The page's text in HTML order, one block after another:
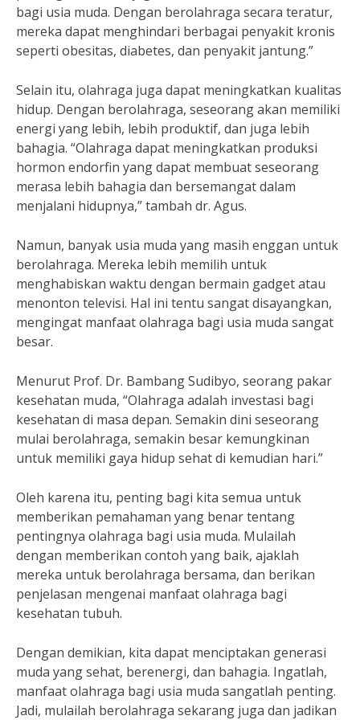
bagi usia muda. Dengan berolahraga secara teratur,
mereka dapat menghindari berbagai penyakit kronis
seperti obesitas, diabetes, dan penyakit jantung.”
Selain itu, olahraga juga dapat meningkatkan kualitas
hidup. Dengan berolahraga, seseorang akan memiliki
energi yang lebih, lebih produktif, dan juga lebih
bahagia. “Olahraga dapat meningkatkan produksi
hormon endorfin yang dapat membuat seseorang
merasa lebih bahagia dan bersemangat dalam
menjalani hidupnya,” tambah dr. Agus.
Namun, banyak usia muda yang masih enggan untuk
berolahraga. Mereka lebih memilih untuk
menghabiskan waktu dengan bermain gadget atau
menonton televisi. Hal ini tentu sangat disayangkan,
mengingat manfaat olahraga bagi usia muda sangat
besar.
Menurut Prof. Dr. Bambang Sudibyo, seorang pakar
kesehatan muda, “Olahraga adalah investasi bagi
kesehatan di masa depan. Semakin dini seseorang
mulai berolahraga, semakin besar kemungkinan
untuk memiliki gaya hidup sehat di kemudian hari.”
Oleh karena itu, penting bagi kita semua untuk
memberikan pemahaman yang benar tentang
pentingnya olahraga bagi usia muda. Mulailah
dengan memberikan contoh yang baik, ajaklah
mereka untuk berolahraga bersama, dan berikan
penjelasan mengenai manfaat olahraga bagi
kesehatan tubuh.
Dengan demikian, kita dapat menciptakan generasi
muda yang sehat, berenergi, dan bahagia. Ingatlah,
manfaat olahraga bagi usia muda sangatlah penting.
Jadi, mulailah berolahraga sekarang juga dan jadikan